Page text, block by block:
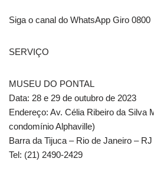
Siga o canal do WhatsApp Giro 0800
SERVIÇO
MUSEU DO PONTAL
Data: 28 e 29 de outubro de 2023
Endereço: Av. Célia Ribeiro da Silva
condomínio Alphaville)
Barra da Tijuca – Rio de Janeiro – RJ
Tel: (21) 2490-2429